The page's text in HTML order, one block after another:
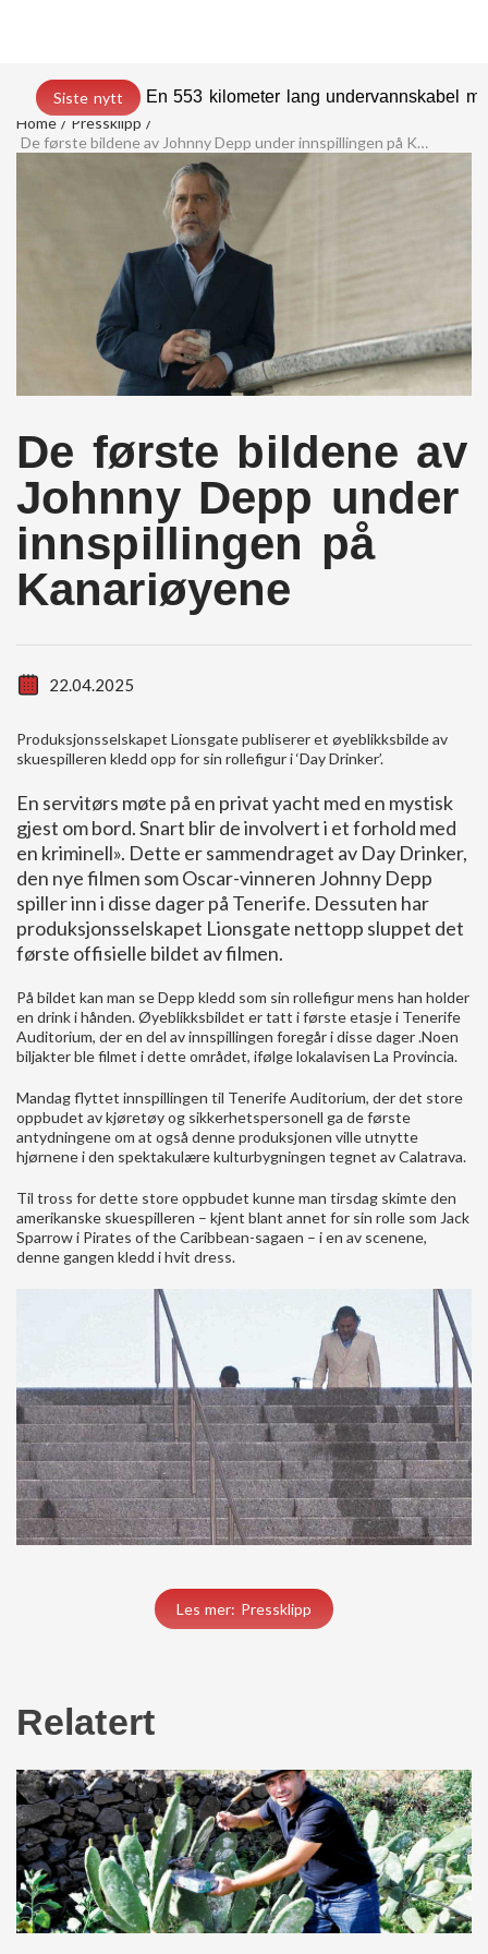
Siste nytt
En 553 kilometer lang undervannskabel
Home
Pressklipp
De første bildene av Johnny Depp under innspillingen på Kanariøyene
De første bildene av
Johnny Depp under
innspillingen på
Kanariøyene
22.04.2025
Produksjonsselskapet Lionsgate publiserer et øyeblikksbilde av
skuespilleren kledd opp for sin rollefigur i ‘Day Drinker’.
En servitørs møte på en privat yacht med en mystisk
gjest om bord. Snart blir de involvert i et forhold med
en kriminell». Dette er sammendraget av Day Drinker,
den nye filmen som Oscar-vinneren Johnny Depp
spiller inn i disse dager på Tenerife. Dessuten har
produksjonsselskapet Lionsgate nettopp sluppet det
første offisielle bildet av filmen.
På bildet kan man se Depp kledd som sin rollefigur mens han holder
en drink i hånden. Øyeblikksbildet er tatt i første etasje i Tenerife
Auditorium, der en del av innspillingen foregår i disse dager .Noen
biljakter ble filmet i dette området, ifølge lokalavisen La Provincia.
Mandag flyttet innspillingen til Tenerife Auditorium, der det store
oppbudet av kjøretøy og sikkerhetspersonell ga de første
antydningene om at også denne produksjonen ville utnytte
hjørnene i den spektakulære kulturbygningen tegnet av Calatrava.
Til tross for dette store oppbudet kunne man tirsdag skimte den
amerikanske skuespilleren – kjent blant annet for sin rolle som Jack
Sparrow i Pirates of the Caribbean-sagaen – i en av scenene,
denne gangen kledd i hvit dress.
Les mer: Pressklipp
Relatert